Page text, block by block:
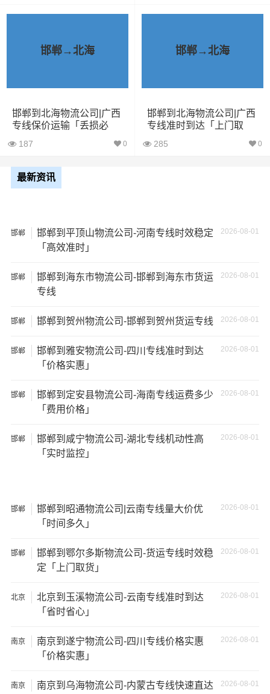
出现延误，导致你的物品无法按时送达；
务，例如不及时回复客户咨询、不提供准确的物流信息
等；
5、经济损失：如果你的包裹在运输过程中丢失或损坏，你
★ 本站所列邯郸到北海货运专线
运的所有物品；如果您的货物需要临时存放，请尽早最快
通知公司客服以便安排仓库存放。
★ 为了提高邯郸到北海货运公司的服务质量，欢迎您对我
们的服务提出意见或建议，我们会认真对待并及时把处理
意见汇报于您，非常感谢您对我们的支持，我们将为客户
的需求做出不懈的努力，您的满意就是我们前进的动力!
# 邯郸专线
# 邯郸货运
# 邯郸物流
# 物流专线
# 物流公司
邯郸→北海
邯郸到北海物流公司|广西
专线保价运输「丢损必
187 0
邯郸→北海
邯郸到北海物流公司|广西
专线准时到达「上门取
285 0
最新资讯
邯郸 2026-08-01
邯郸到平顶山物流公司-河南专线时效稳定
「高效准时」
邯郸 2026-08-01
邯郸到海东市物流公司-邯郸到海东市货运
专线
邯郸 2026-08-01
邯郸到贺州物流公司-邯郸到贺州货运专线
邯郸 2026-08-01
邯郸到雅安物流公司-四川专线准时到达
「价格实惠」
邯郸 2026-08-01
邯郸到定安县物流公司-海南专线运费多少
「费用价格」
邯郸 2026-08-01
邯郸到咸宁物流公司-湖北专线机动性高
「实时监控」
邯郸 2026-08-01
邯郸到昭通物流公司|云南专线量大价优
「时间多久」
邯郸 2026-08-01
邯郸到鄂尔多斯物流公司-货运专线时效稳
定「上门取货」
北京 2026-08-01
北京到玉溪物流公司-云南专线准时到达
「省时省心」
南京 2026-08-01
南京到遂宁物流公司-四川专线价格实惠
「价格实惠」
南京 2026-08-01
南京到乌海物流公司-内蒙古专线快速直达